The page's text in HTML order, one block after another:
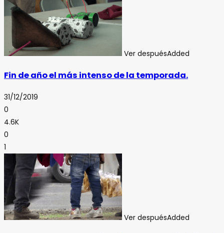
Ver despuésAdded
Fin de año el más intenso de la temporada.
31/12/2019
0
4.6K
0
1
Ver despuésAdded